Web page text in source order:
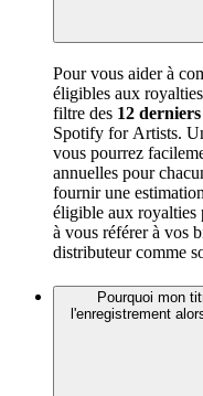
Pour vous aider à
éligibles aux
filtre des 12
Spotify for Artists.
vous pourrez
annuelles pour
fournir une
éligible aux royalties
à vous référer à vos
distributeur comme
Pourquoi mon
l'enregistrement